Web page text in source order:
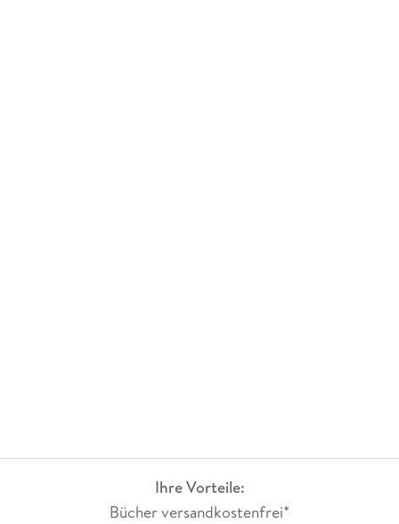
Ihre Vorteile:
Bücher versandkostenfrei*